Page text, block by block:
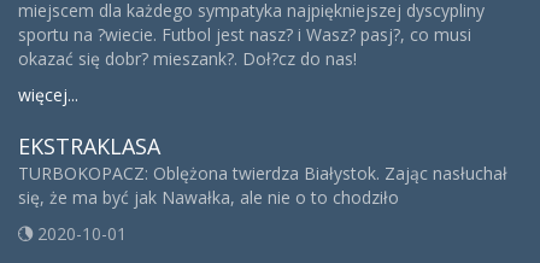
miejscem dla każdego sympatyka najpiękniejszej dyscypliny
sportu na ?wiecie. Futbol jest nasz? i Wasz? pasj?, co musi
okazać się dobr? mieszank?. Doł?cz do nas!
więcej...
EKSTRAKLASA
TURBOKOPACZ: Oblężona twierdza Białystok. Zając nasłuchał
się, że ma być jak Nawałka, ale nie o to chodziło
2020-10-01